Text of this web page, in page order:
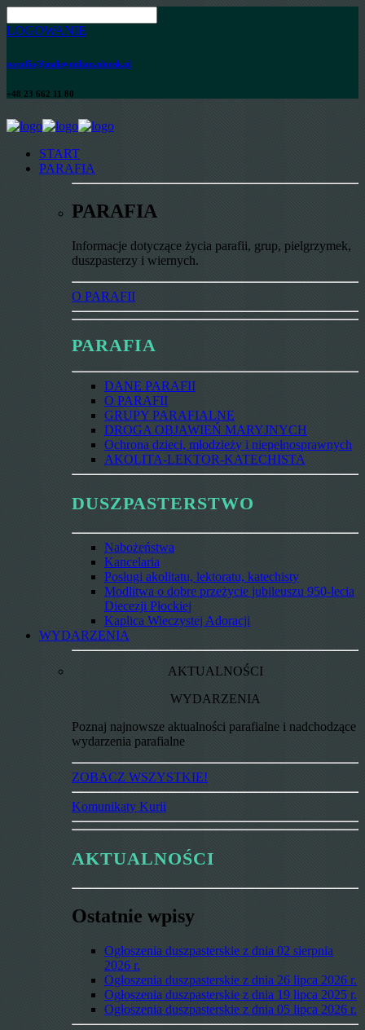
LOGOWANIE
parafia@maksymilian.plonsk.pl
+48 23 662 11 80
START
PARAFIA
PARAFIA
Informacje dotyczące życia parafii, grup, pielgrzymek,
duszpasterzy i wiernych.
O PARAFII
PARAFIA
DANE PARAFII
O PARAFII
GRUPY PARAFIALNE
DROGA OBJAWIEŃ MARYJNYCH
Ochrona dzieci, młodzieży i niepełnosprawnych
AKOLITA-LEKTOR-KATECHISTA
DUSZPASTERSTWO
Nabożeństwa
Kancelaria
Posługi akolitatu, lektoratu, katechisty
Modlitwa o dobre przeżycie jubileuszu 950-lecia
Diecezji Płockiej
Kaplica Wieczystej Adoracji
WYDARZENIA
AKTUALNOŚCI
WYDARZENIA
Poznaj najnowsze aktualności parafialne i nadchodzące
wydarzenia parafialne
ZOBACZ WSZYSTKIE!
Komunikaty Kurii
AKTUALNOŚCI
Ostatnie wpisy
Ogłoszenia duszpasterskie z dnia 02 sierpnia
2026 r.
Ogłoszenia duszpasterskie z dnia 26 lipca 2026 r.
Ogłoszenia duszpasterskie z dnia 19 lipca 2025 r.
Ogłoszenia duszpasterskie z dnia 05 lipca 2026 r.